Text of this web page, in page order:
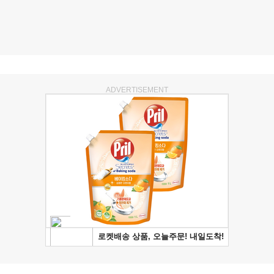
ADVERTISEMENT